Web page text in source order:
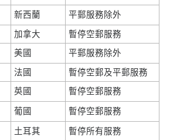
新西蘭 平郵服務除外
加拿大
暫停空郵服務
美國
平郵服務除外
法國
暫停空郵及平郵服務
英國
暫停空郵服務
葡國 暫停空郵服務
土耳其 暫停所有服務